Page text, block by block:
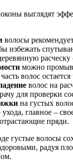
выглядят
волосы
избежать
можно
волос
волос на
для проверки
на густых
главное –
пряди.
густые волосы
радуя